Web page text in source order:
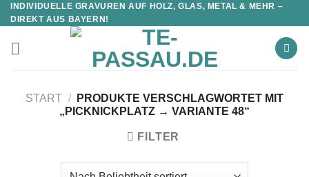
INDIVIDUELLE GRAVUREN AUF HOLZ, GLAS, METAL & MEHR –
DIREKT AUS BAYERN!
START /
PRODUKTE VERSCHLAGWORTET MIT
„PICKNICKPLATZ → VARIANTE 48“
FILTER